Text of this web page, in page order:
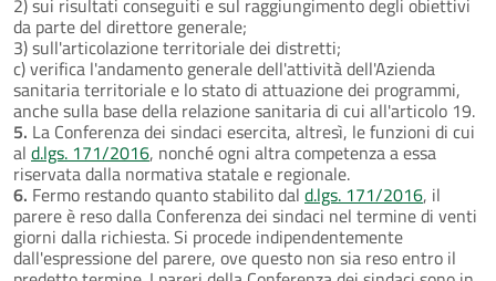
da parte del direttore generale;
3) sull'articolazione territoriale dei distretti;
c) verifica l'andamento generale dell'attività dell'Azienda
sanitaria territoriale e lo stato di attuazione dei programmi,
anche sulla base della relazione sanitaria di cui all'articolo 19.
5. La Conferenza dei sindaci esercita, altresì, le funzioni di cui
al d.lgs. 171/2016, nonché ogni altra competenza a essa
riservata dalla normativa statale e regionale.
6. Fermo restando quanto stabilito dal d.lgs. 171/2016, il
parere è reso dalla Conferenza dei sindaci nel termine di venti
giorni dalla richiesta. Si procede indipendentemente
dall'espressione del parere, ove questo non sia reso entro il